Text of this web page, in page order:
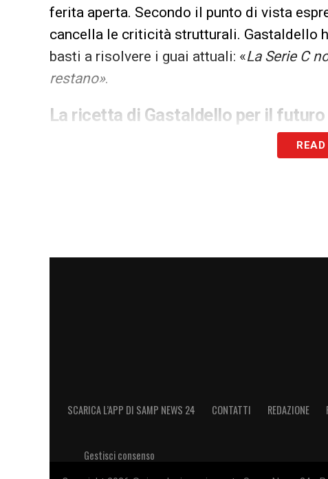
ferita aperta. Secondo il punto di vista
cancella le criticità strutturali. Gastaldello
basti a risolvere i guai attuali: «La Serie C
restano».
La ricetta di Gastaldello per il
Qual è dunque la via d’uscita per ritrovare
READ
SCARICA L’APP DI SAMP NEWS 24 CONTATTI REDAZIONE
Gestisci consenso